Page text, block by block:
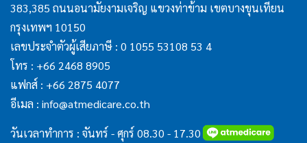
383,385 ถนนอนามัยงามเจริญ แขวงท่าข้าม เขตบางขุนเทียน
กรุงเทพฯ 10150
เลขประจำตัวผู้เสียภาษี : 0 1055 53108 53 4
โทร : +66 2468 8905
แฟกส์ : +66 2875 4077
อีเมล : info@atmedicare.co.th
วันเวลาทำการ : จันทร์ - ศุกร์ 08.30 - 17.30